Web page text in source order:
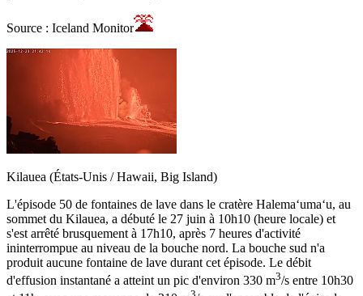
Source : Iceland Monitor
Kilauea (États-Unis / Hawaii, Big Island)
L'épisode 50 de fontaines de lave dans le cratère Halemaʻumaʻu, au
sommet du Kilauea, a débuté le 27 juin à 10h10 (heure locale) et
s'est arrêté brusquement à 17h10, après 7 heures d'activité
ininterrompue au niveau de la bouche nord. La bouche sud n'a
produit aucune fontaine de lave durant cet épisode. Le débit
d'effusion instantané a atteint un pic d'environ 330 m3/s entre 10h30